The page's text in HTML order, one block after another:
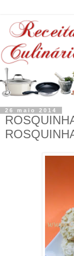
26 maio 2014